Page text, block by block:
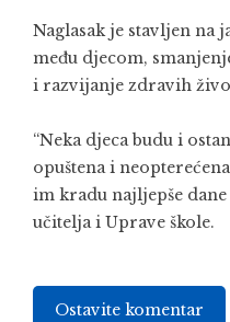
Naglasak je stavljen na
među djecom,
i razvijanje zdravih
“Neka djeca budu i
opuštena i
im kradu najljepše
učitelja i Uprave škole.
Ostavite komentar